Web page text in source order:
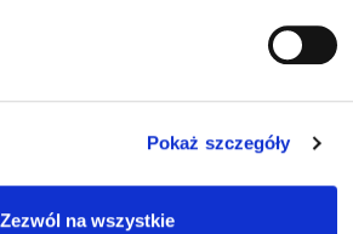
Pokaż szczegóły
Zezwól na wszystkie